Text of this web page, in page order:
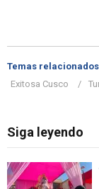
Temas relacionados
Exitosa Cusco
Siga leyendo